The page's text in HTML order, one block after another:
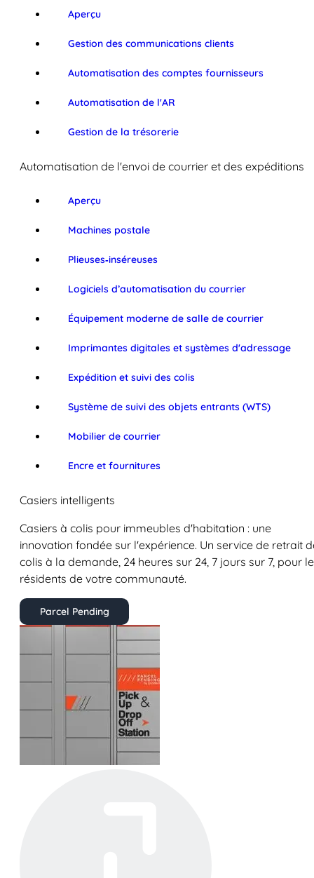
Aperçu
Gestion des communications clients
Automatisation des comptes fournisseurs
Automatisation de l'AR
Gestion de la trésorerie
Automatisation de l'envoi de courrier et des expéditions
Aperçu
Machines postale
Plieuses‑inséreuses
Logiciels d’automatisation du courrier
Équipement moderne de salle de courrier
Imprimantes digitales et systèmes d'adressage
Expédition et suivi des colis
Système de suivi des objets entrants (WTS)
Mobilier de courrier
Encre et fournitures
Casiers intelligents
Casiers à colis pour immeubles d'habitation : une
innovation fondée sur l'expérience. Un service de retrait
colis à la demande, 24 heures sur 24, 7 jours sur 7, pour
résidents de votre communauté.
Parcel Pending